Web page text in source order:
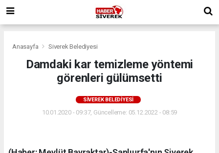
Anasayfa Siverek Belediyesi
Damdaki kar temizleme yöntemi
görenleri gülümsetti
SIVEREK BELEDIYESI
10.01.2020 - 09:37, Güncelleme: 05.12.2022 - 08:59